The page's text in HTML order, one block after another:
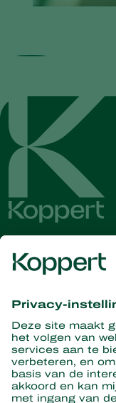
Ontvang
informatie
Partners with